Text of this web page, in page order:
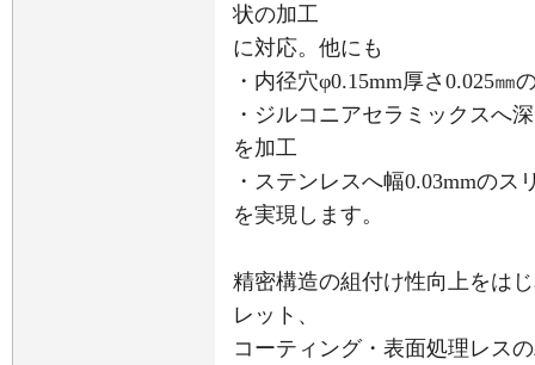
状の加工
に対応。他にも
・内径穴φ0.15mm厚さ0.025㎜
・ジルコニアセラミックスへ
を加工
・ステンレスへ幅0.03mmのス
を実現します。
精密構造の組付け性向上をは
レット、
コーティング・表面処理レス